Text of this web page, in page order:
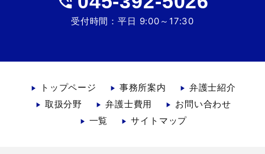
受付時間：平日 9:00～17:30
トップページ 事務所案内
弁護士紹介
取扱分野
弁護士費用
お問い合わせ
一覧
サイトマップ